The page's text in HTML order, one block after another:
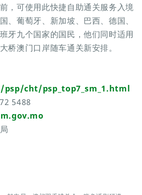
，可使用此快捷自助通关服务入境
、葡萄牙、新加坡、巴西、德国、
牙九个国家的国民，他们同时适用
桥澳门口岸随车通关新安排。
cht/psp_top7_sm_1.html
5488